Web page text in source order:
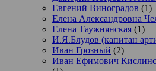
Евгений Виноградов (1)
Елена Александровна
Елена Таужнянская (1)
И.Я.Блудов (капитан
Иван Грозный (2)
Иван Ефимович